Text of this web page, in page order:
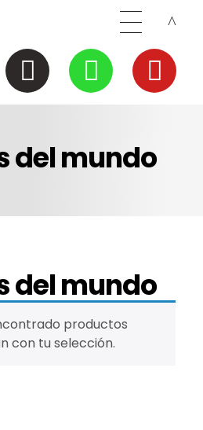
del mundo
del mundo
productos
con tu selección.